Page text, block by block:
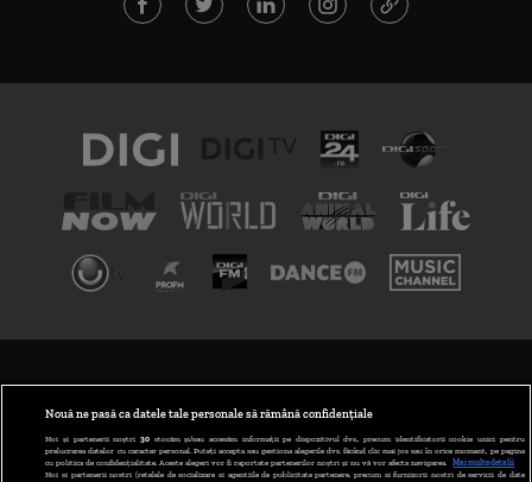
ABONARE DIGI TV
Nouă ne pasă ca datele tale personale să rămână confidențiale
Noi și partenerii noștri 30stocăm și/sau accesăm informații pe dispozitivul dvs., precum identificatorii cookie unici pentru
prelucrarea datelor cu caracter personal. Puteți accepta sau gestiona alegerile dvs. făcând clic mai jos sau în orice moment, pe pagina
cu politica de confidențialitate. Aceste alegeri vor fi raportate partenerilor noștri și nu vă vor afecta navigarea.
Mai multe detalii
Noi si partenerii nostri (retelele de socializare si agentiile de publicitate partenere, precum si furnizorii nostri de servicii de date